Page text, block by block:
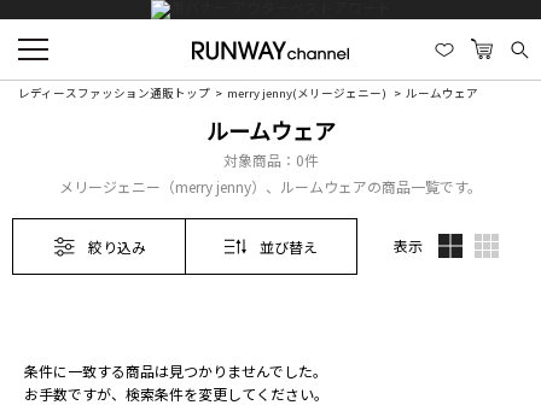
レディースファッション通販トップ merry jenny(メリージェニー) ルームウェア
ルームウェア
対象商品： 0件
メリージェニー（merry jenny）、ルームウェアの商品一覧です。
絞り込み 並び替え 表示
条件に一致する商品は見つかりませんでした。
お手数ですが、検索条件を変更してください。